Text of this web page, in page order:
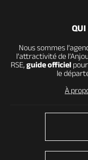
QUI
Nous sommes
l’attractivité de
RSE, guide officielpour
le
À